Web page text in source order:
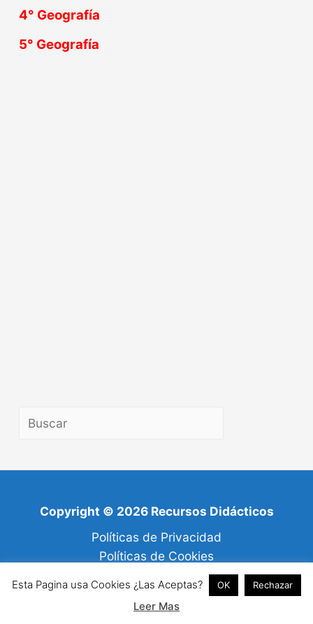
4° Geografía
5° Geografía
a
r
Copyright © 2026 Recursos Didácticos
Políticas de Privacidad
Políticas de Cookies
Contáctenos
Esta Pagina usa Cookies ¿Las Aceptas? OK Rechazar
Leer Mas